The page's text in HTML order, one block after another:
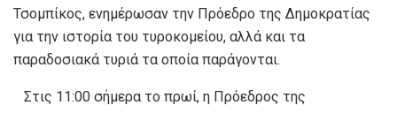
Τσομπίκος, ενημέρωσαν την Πρόεδρο της Δημοκρατίας
για την ιστορία του τυροκομείου, αλλά και τα
παραδοσιακά τυριά τα οποία παράγονται.
Στις 11:00 σήμερα το πρωί, η Πρόεδρος της